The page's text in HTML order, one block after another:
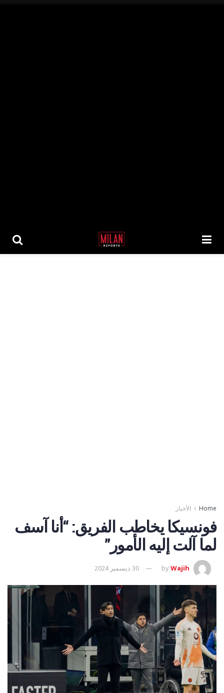
Home الأخبار
فونسيكا يخاطب الفريق: “أنا آسف
لما آلت إليه الأمور”
byWajih 30 ديسمبر 2024